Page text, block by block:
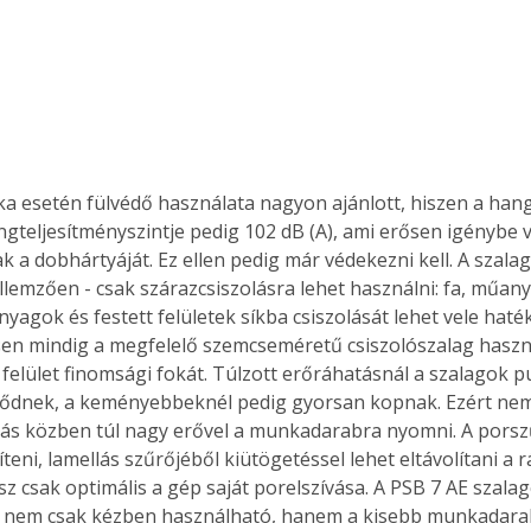
esetén fülvédő használata nagyon ajánlott, hiszen a
pedig 102 dB (A), ami erősen igénybe
a dobhártyáját. Ez ellen pedig már védekezni kell. A
- csak szárazcsiszolásra lehet használni: fa,
és festett felületek síkba csiszolását lehet vele
mindig a megfelelő szemcseméretű csiszolószalag
finomsági fokát. Túlzott erőráhatásnál a szalagok
a keményebbeknél pedig gyorsan kopnak. Ezért
közben túl nagy erővel a munkadarabra nyomni. A
lamellás szűrőjéből kiütögetéssel lehet eltávolítani a
csak optimális a gép saját porelszívása. A PSB 7 AE
csak kézben használható, hanem a kisebb